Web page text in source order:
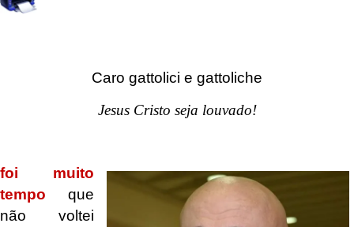
Caro gattolici e gattoliche
Jesus Cristo seja louvado!
foi muito
tempo
que
não voltei